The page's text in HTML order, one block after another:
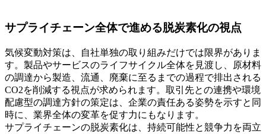
サプライチェーン全体で進める脱炭素化の視点
気候変動対策は、自社単独の取り組みだけでは限界がありま
す。製品やサービスのライフサイクル全体を見渡し、原材料
の調達から製造、流通、廃棄に至るまでの過程で排出される
CO2を削減する視点が求められます。取引先との連携や環境
配慮型の調達方針の策定は、企業の責任ある姿勢を示すと同
時に、業界全体の変革を促す力にもなります。
サプライチェーンの脱炭素化は、持続可能性と競争力を両立